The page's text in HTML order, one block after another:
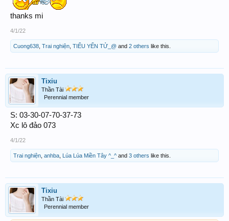
thanks mi
4/1/22
Cuong638 Trai nghiện TIỂU YẾN TỬ_@ and 2 others like this.
Tixiu
Thần Tài
Perennial member
S: 03-30-07-70-37-73
Xc lô đảo 073
4/1/22
Trai nghiện anhba Lúa Lúa Miền Tây ^_^ and 3 others like this.
Tixiu
Thần Tài
Perennial member